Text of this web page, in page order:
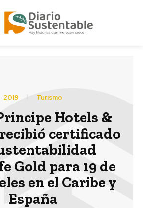
2019 Turismo
Hotels &
certificado
Gold para 19 de
en el Caribe y
España